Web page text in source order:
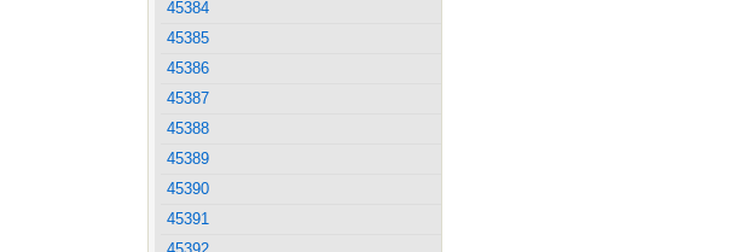
45384
45385
45386
45387
45388
45389
45390
45391